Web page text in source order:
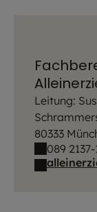
Leitung:
80333
089